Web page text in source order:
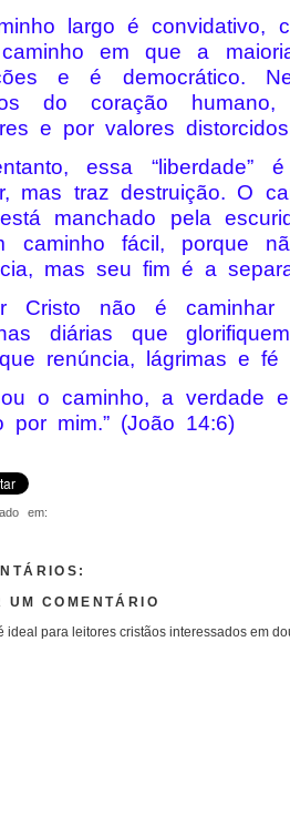
largo é convidativo,
em que a
e é democrático.
do coração
e por valores
essa “liberdade”
mas traz destruição. O
manchado pela
caminho fácil, porque
mas seu fim é a
Cristo não é
diárias que
renúncia, lágrimas e fé
o caminho, a verdade
por mim.” (João 14:6)
em:
UM COMENTÁRIO
ideal para leitores cristãos interessados em